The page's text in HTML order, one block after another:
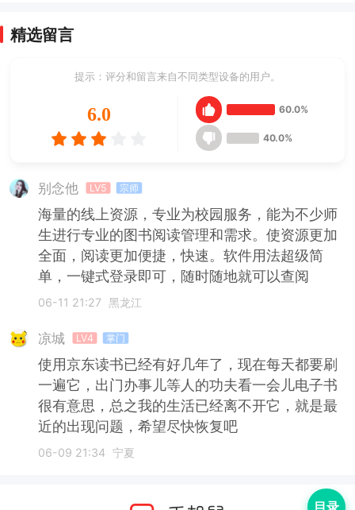
精选留言
提示：评分和留言来自不同类型设备的用户。
6.0 60.0%
40.0%
别念他 LV5 宗师
海量的线上资源，专业为校园服务，能为不少师
生进行专业的图书阅读管理和需求。使资源更加
全面，阅读更加便捷，快速。软件用法超级简
单，一键式登录即可，随时随地就可以查阅
06-11 21:27 黑龙江
凉城 LV4 掌门
使用京东读书已经有好几年了，现在每天都要刷
一遍它，出门办事儿等人的功夫看一会儿电子书
很有意思，总之我的生活已经离不开它，就是最
近的出现问题，希望尽快恢复吧
06-09 21:34 宁夏
目录